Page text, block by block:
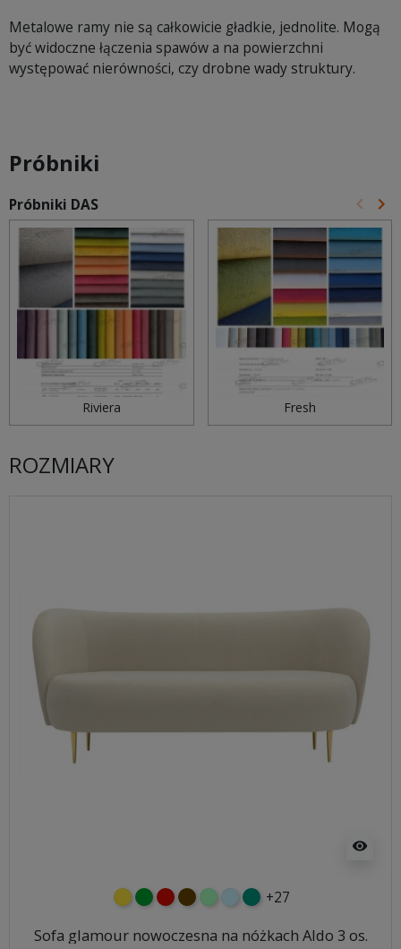
Metalowe ramy nie są całkowicie gładkie, jednolite. Mogą
być widoczne łączenia spawów a na powierzchni
występować nierówności, czy drobne wady struktury.
Próbniki
Próbniki DAS keyboard_arrow_left keyboard_arrow_right
Riviera Fresh
ROZMIARY
visibility
żółtyzielonyczerwony
czekoladowy
miętowybłękitny
turkusowy
+27
Sofa glamour nowoczesna na nóżkach Aldo 3 os.